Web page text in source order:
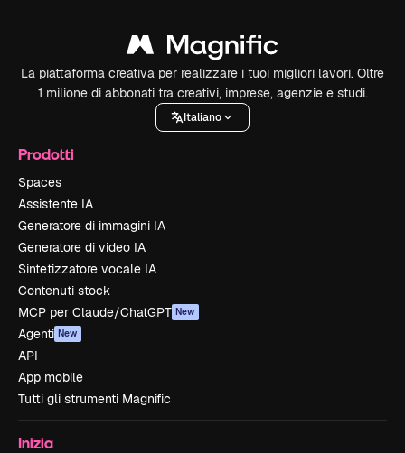
La piattaforma creativa per realizzare i tuoi migliori lavori. Oltre
1 milione di abbonati tra creativi, imprese, agenzie e studi.
Italiano
Prodotti
Spaces
Assistente IA
Generatore di immagini IA
Generatore di video IA
Sintetizzatore vocale IA
Contenuti stock
MCP per Claude/ChatGPT New
Agenti New
API
App mobile
Tutti gli strumenti Magnific
Inizia